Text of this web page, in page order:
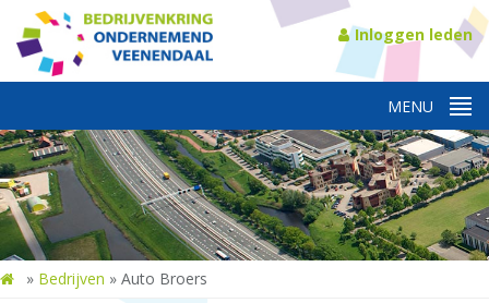
Inloggen leden
» Bedrijven » Auto Broers